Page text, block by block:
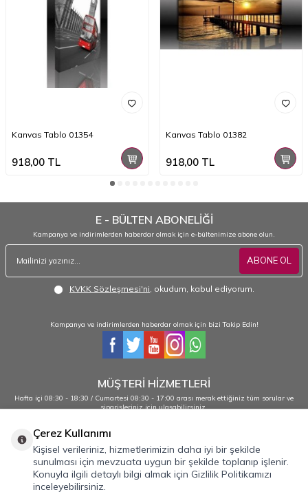
Kanvas Tablo 01354
918,00 TL
Kanvas Tablo 01382
918,00TL
E - BÜLTEN ABONELİĞİ
Kampanya ve indirimlerden haberdar olmak için e-bültenimize abone olun.
ABONE OL
KVKK Sözleşmesi'ni , okudum, kabul ediyorum.
Kampanya ve indirimlerden haberdar olmak için bizi Takip Edin!
MÜŞTERİ HİZMETLERİ
Hafta içi 08:30 - 18:30 / Cumartesi 08:30 - 17:00 arası merak ettiğiniz tüm sorular ve
siparişleriniz için ulaşabilirsiniz.
0232 484 38 44 - 0533 330 88 95
Önemli Bilgiler
Çerez Kullanımı
Kişisel verileriniz, hizmetlerimizin daha iyi bir şekilde
sunulması için mevzuata uygun bir şekilde toplanıp işlenir.
Konuyla ilgili detaylı bilgi almak için Gizlilik Politikamızı
inceleyebilirsiniz.